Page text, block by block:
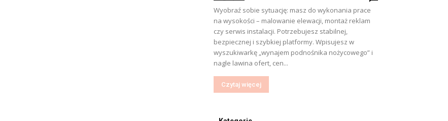
Wyobraź sobie sytuację: masz do wykonania prace
na wysokości – malowanie elewacji, montaż reklam
czy serwis instalacji. Potrzebujesz stabilnej,
bezpiecznej i szybkiej platformy. Wpisujesz w
wyszukiwarkę „wynajem podnośnika nożycowego” i
nagle lawina ofert, cen...
Czytaj więcej